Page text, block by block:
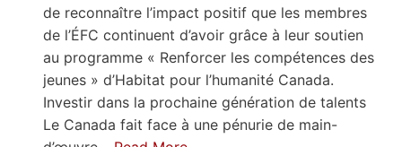
de reconnaître l’impact positif que les membres
de l’ÉFC continuent d’avoir grâce à leur soutien
au programme « Renforcer les compétences des
jeunes » d’Habitat pour l’humanité Canada.
Investir dans la prochaine génération de talents
Le Canada fait face à une pénurie de main-